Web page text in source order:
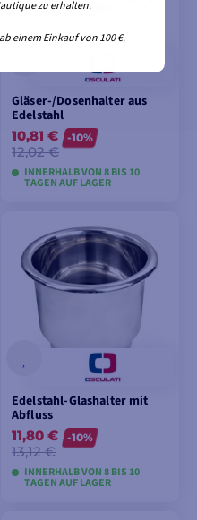
Gläser-/Dosenhalter aus
Edelstahl
10,81 €
12,02 €
-10%
INNERHALB VON 8 BIS 10
TAGEN AUF LAGER
MODELLE ANSEHEN
Edelstahl-Glashalter mit
Abfluss
11,80 €
13,12 €
-10%
INNERHALB VON 8 BIS 10
TAGEN AUF LAGER
zu erhalten.
einem Einkauf von 100 €.